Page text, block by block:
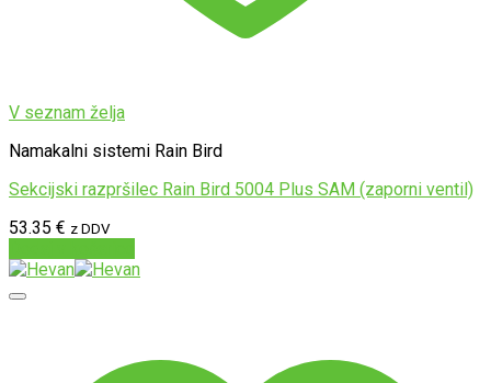
V seznam želja
Namakalni sistemi Rain Bird
Sekcijski razpršilec Rain Bird 5004 Plus SAM (zaporni ventil)
53.35 € z DDV